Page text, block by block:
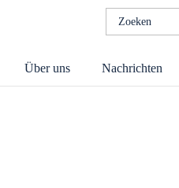
Suchen
nach:
Über uns Nachrichten